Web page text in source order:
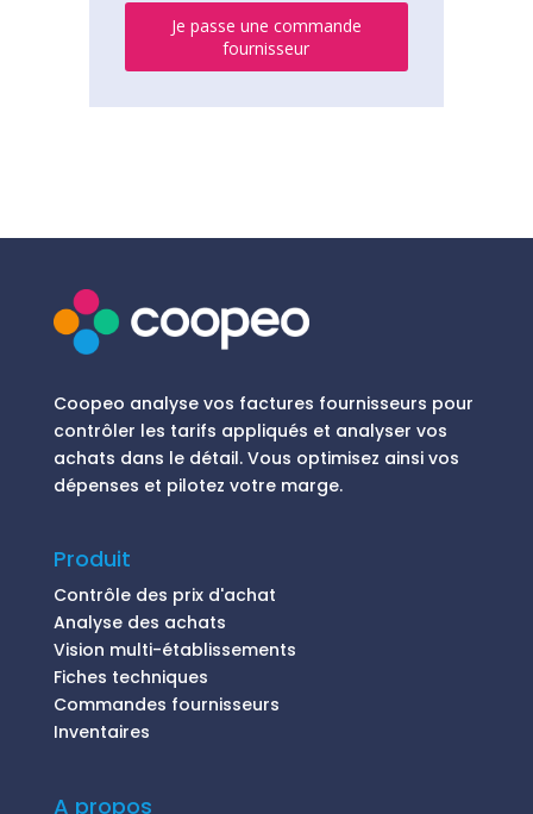
Coopeo analyse vos factures fournisseurs pour
contrôler les tarifs appliqués et analyser vos
achats dans le détail. Vous optimisez ainsi vos
dépenses et pilotez votre marge.
Produit
Contrôle des prix d'achat
Analyse des achats
Vision multi-établissements
Fiches techniques
Commandes fournisseurs
Inventaires
A propos